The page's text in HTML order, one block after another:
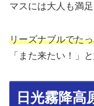
マスには大人も満足
リーズナブルでた
「また来たい！」
日光霧降高